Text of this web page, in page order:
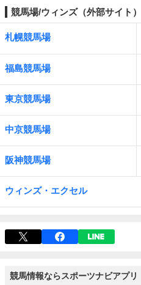
競馬場/ウィンズ（外部サイト）
札幌競馬場
福島競馬場
東京競馬場
中京競馬場
阪神競馬場
ウィンズ・エクセル
競馬情報ならスポーツナビアプリ